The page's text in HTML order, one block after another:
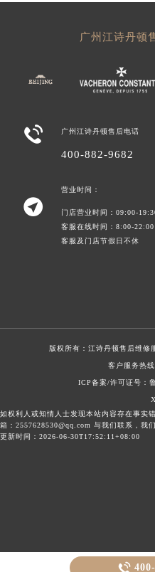
广州江诗丹顿
 广州江诗丹顿售后电话
400-882-9682

营业时间：
门店营业时间：09:00-
客服在线时间：8:00-22:00
客服及门店节假日不休
版权所有： 江诗丹顿售后维修
客户服务热线
ICP备案/许可证号：
如权利人或知情人士发现本站内容存在事实
箱：2557628530@qq.com 与我们联系，我
更新时间：2026-06-30T17:52:11+08:00
